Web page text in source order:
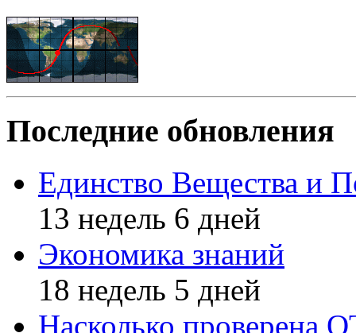
Последние обновления
Единство Вещества и
13 недель 6 дней
Экономика знаний
18 недель 5 дней
Насколько проверена